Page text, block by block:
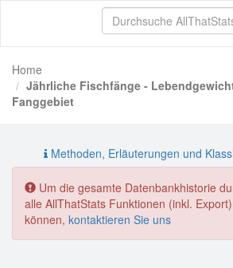
Home
Jährliche Fischfänge -
Fanggebiet
Methoden, Erläuterungen und
Um die gesamte Datenbankhistorie
alle AllThatStats Funktionen (inkl.
können, kontaktieren Sie uns